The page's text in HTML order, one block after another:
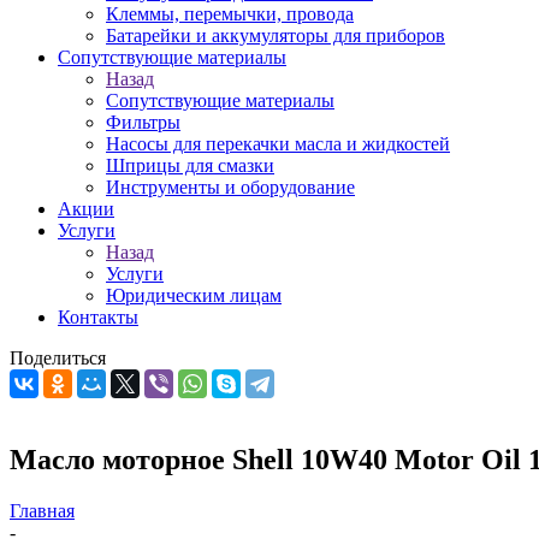
Клеммы, перемычки, провода
Батарейки и аккумуляторы для приборов
Сопутствующие материалы
Назад
Сопутствующие материалы
Фильтры
Насосы для перекачки масла и жидкостей
Шприцы для смазки
Инструменты и оборудование
Акции
Услуги
Назад
Услуги
Юридическим лицам
Контакты
Поделиться
Масло моторное Shell 10W40 Motor Oil
Главная
-